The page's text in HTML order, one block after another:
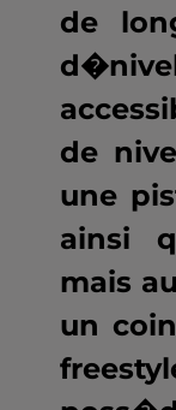
de
de
une
ainsi
mais
un